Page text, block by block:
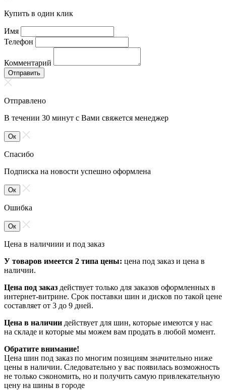
Купить в один клик
Имя
Телефон
Комментарий
Отправить
Отправлено
В течении 30 минут с Вами свяжется менеджер
Ок
Спасибо
Подписка на новости успешно оформлена
Ок
Ошибка
Ок
Цена в наличиии и под заказ
У товаров имеется 2 типа цены: цена под заказ и цена в
наличии.
Цена под заказ действует только для заказов оформленных в
интернет-витрине. Срок поставки шин и дисков по такой цене
составляет от 3 до 9 дней.
Цена в наличии действует для шин, которые имеются у нас
на складе и которые мы можем вам продать в любой момент.
Обратите внимание!
Цена шин под заказ по многим позициям значительно ниже
цены в наличии. Следовательно у вас появилась возможность
не только сэкономить, но и получить самую привлекательную
цену на шины в городе